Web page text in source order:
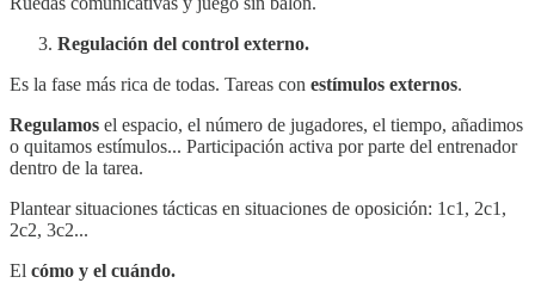
Regulación del control externo.
Es la fase más rica de todas. Tareas con estímulos externos.
Regulamos el espacio, el número de jugadores, el tiempo, añadimos
o quitamos estímulos... Participación activa por parte del entrenador
dentro de la tarea.
Plantear situaciones tácticas en situaciones de oposición: 1c1, 2c1,
2c2, 3c2...
El cómo y el cuándo.